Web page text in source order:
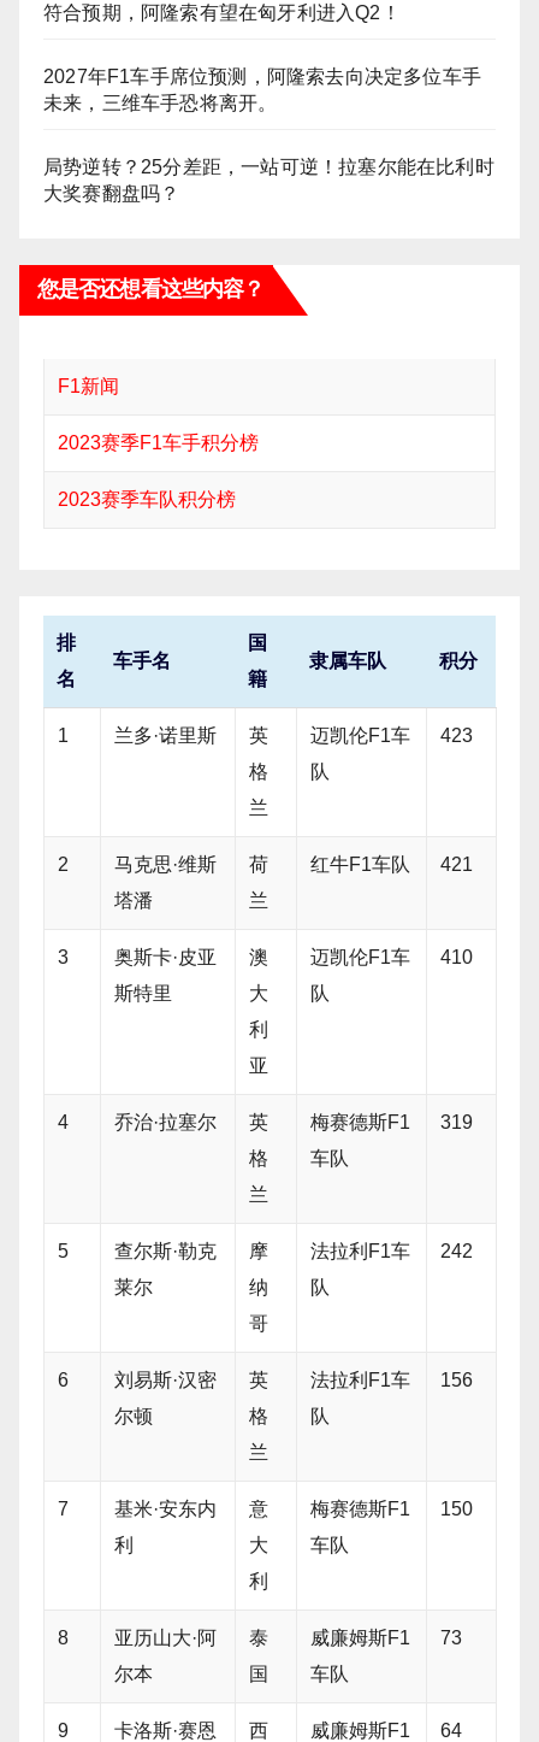
符合预期，阿隆索有望在匈牙利进入Q2！
2027年F1车手席位预测，阿隆索去向决定多位车手
未来，三维车手恐将离开。
局势逆转？25分差距，一站可逆！拉塞尔能在比利时
大奖赛翻盘吗？
您是否还想看这些内容？
F1新闻
2023赛季F1车手积分榜
2023赛季车队积分榜
排
名
车手名
国
籍
隶属车队 积分
1 兰多·诺里斯
英
格
兰
迈凯伦F1车
队
423
2
马克思·维斯
塔潘
荷
兰
红牛F1车队 421
3
奥斯卡·皮亚
斯特里
澳
大
利
亚
迈凯伦F1车
队
410
4 乔治·拉塞尔
英
格
兰
梅赛德斯F1
车队
319
5
查尔斯·勒克
莱尔
摩
纳
哥
法拉利F1车
队
242
6
刘易斯·汉密
尔顿
英
格
兰
法拉利F1车
队
156
7
基米·安东内
利
意
大
利
梅赛德斯F1
车队
150
8
亚历山大·阿
尔本
泰
国
威廉姆斯F1
车队
73
9
卡洛斯·赛恩
西
威廉姆斯F1
64